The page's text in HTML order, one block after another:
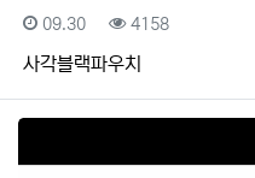
등록일
09.30 조회
4158
사각블랙파우치